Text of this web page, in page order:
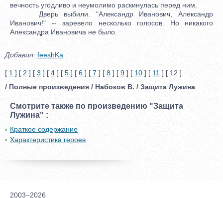
вечность угодливо и неумолимо раскинулась перед ним.
Дверь выбили. "Александр Иванович, Александр
Иванович!" -- заревело несколько голосов. Но никакого
Александра Ивановича не было.
Добавил: feeshKa
[ 1 ] [ 2 ] [ 3 ] [ 4 ] [ 5 ] [ 6 ] [ 7 ] [ 8 ] [ 9 ] [ 10 ] [ 11 ] [ 12 ]
/ Полные произведения / Набоков В. / Защита Лужина
Смотрите также по произведению "Защита
Лужина" :
Краткое содержание
Характеристика героев
2003–2026